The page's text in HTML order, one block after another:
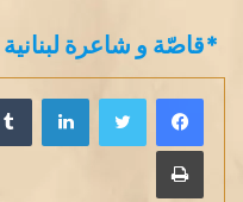
*قاصّة و شاعرة لبنانية
طباعة